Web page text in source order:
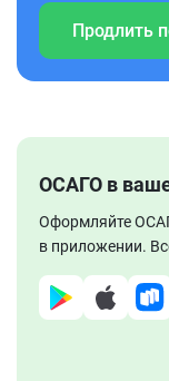
Продлить
ОСАГО в
Оформляйте
в приложении.